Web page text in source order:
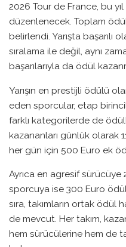
2026 Tour de France, bu
düzenlenecek. Toplam
belirlendi. Yarışta başarılı
sıralama ile değil, aynı
başarılarıyla da ödül
Yarışın en prestijli ödülü
eden sporcular, etap
farklı kategorilerde de
kazananları günlük olarak
her gün için 500 Euro ek
Ayrıca en agresif
sporcuya ise 300 Euro
sıra, takımların ortak ödül
de mevcut. Her takım,
hem sürücülerine hem de